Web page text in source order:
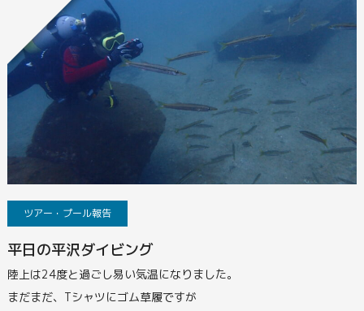
ツアー・プール報告
平日の平沢ダイビング
陸上は24度と過ごし易い気温になりました。
まだまだ、Tシャツにゴム草履ですが